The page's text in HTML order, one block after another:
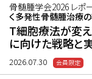
骨髄腫学会2026 レポ
く多発性骨髄腫治療の
T細胞療法が変
に向けた戦略と
2026.07.30